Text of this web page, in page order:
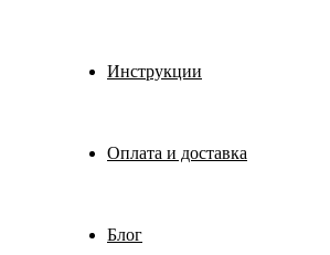
Инструкции
Оплата и доставка
Блог